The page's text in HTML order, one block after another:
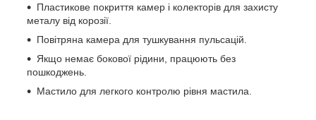
Пластикове покриття камер і колекторів для захисту
металу від корозії.
Повітряна камера для тушкування пульсацій.
Якщо немає бокової рідини, працюють без
пошкоджень.
Мастило для легкого контролю рівня мастила.